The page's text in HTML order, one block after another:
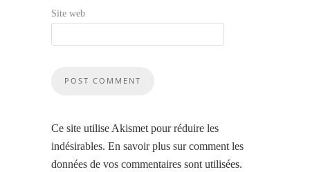
Site web
Ce site utilise Akismet pour réduire les
indésirables. En savoir plus sur comment les
données de vos commentaires sont utilisées.